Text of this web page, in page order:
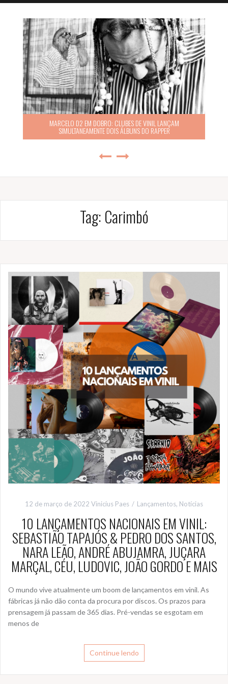
MARCELO D2 EM DOBRO: CLUBES DE VINIL LANÇAM
SIMULTANEAMENTE DOIS ÁLBUNS DO RAPPER
Tag: Carimbó
12 de março de 2022 Vinicius Paes Lançamentos, Notícias
10 LANÇAMENTOS NACIONAIS EM VINIL:
SEBASTIÃO TAPAJÓS & PEDRO DOS SANTOS,
NARA LEÃO, ANDRÉ ABUJAMRA, JUÇARA
MARÇAL, CÉU, LUDOVIC, JOÃO GORDO E MAIS
O mundo vive atualmente um boom de lançamentos em vinil. As
fábricas já não dão conta da procura por discos. Os prazos para
prensagem já passam de 365 dias. Pré-vendas se esgotam em
menos de
Continue lendo